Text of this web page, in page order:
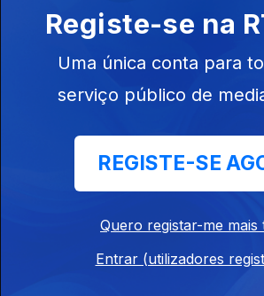
Registe-se na
Uma única conta para
serviço público de
REGISTE-SE
Quero registar-me mais
Entrar (utilizadores